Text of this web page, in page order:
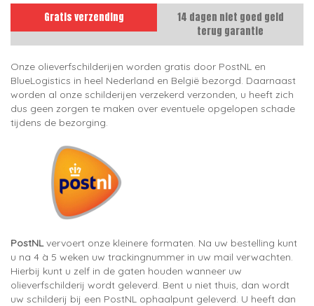
Gratis verzending
14 dagen niet goed geld
terug garantie
Onze olieverfschilderijen worden gratis door PostNL en
BlueLogistics in heel Nederland en België bezorgd. Daarnaast
worden al onze schilderijen verzekerd verzonden, u heeft zich
dus geen zorgen te maken over eventuele opgelopen schade
tijdens de bezorging.
PostNLvervoert onze kleinere formaten. Na uw bestelling kunt
u na 4 à 5 weken uw trackingnummer in uw mail verwachten.
Hierbij kunt u zelf in de gaten houden wanneer uw
olieverfschilderij wordt geleverd. Bent u niet thuis, dan wordt
uw schilderij bij een PostNL ophaalpunt geleverd. U heeft dan